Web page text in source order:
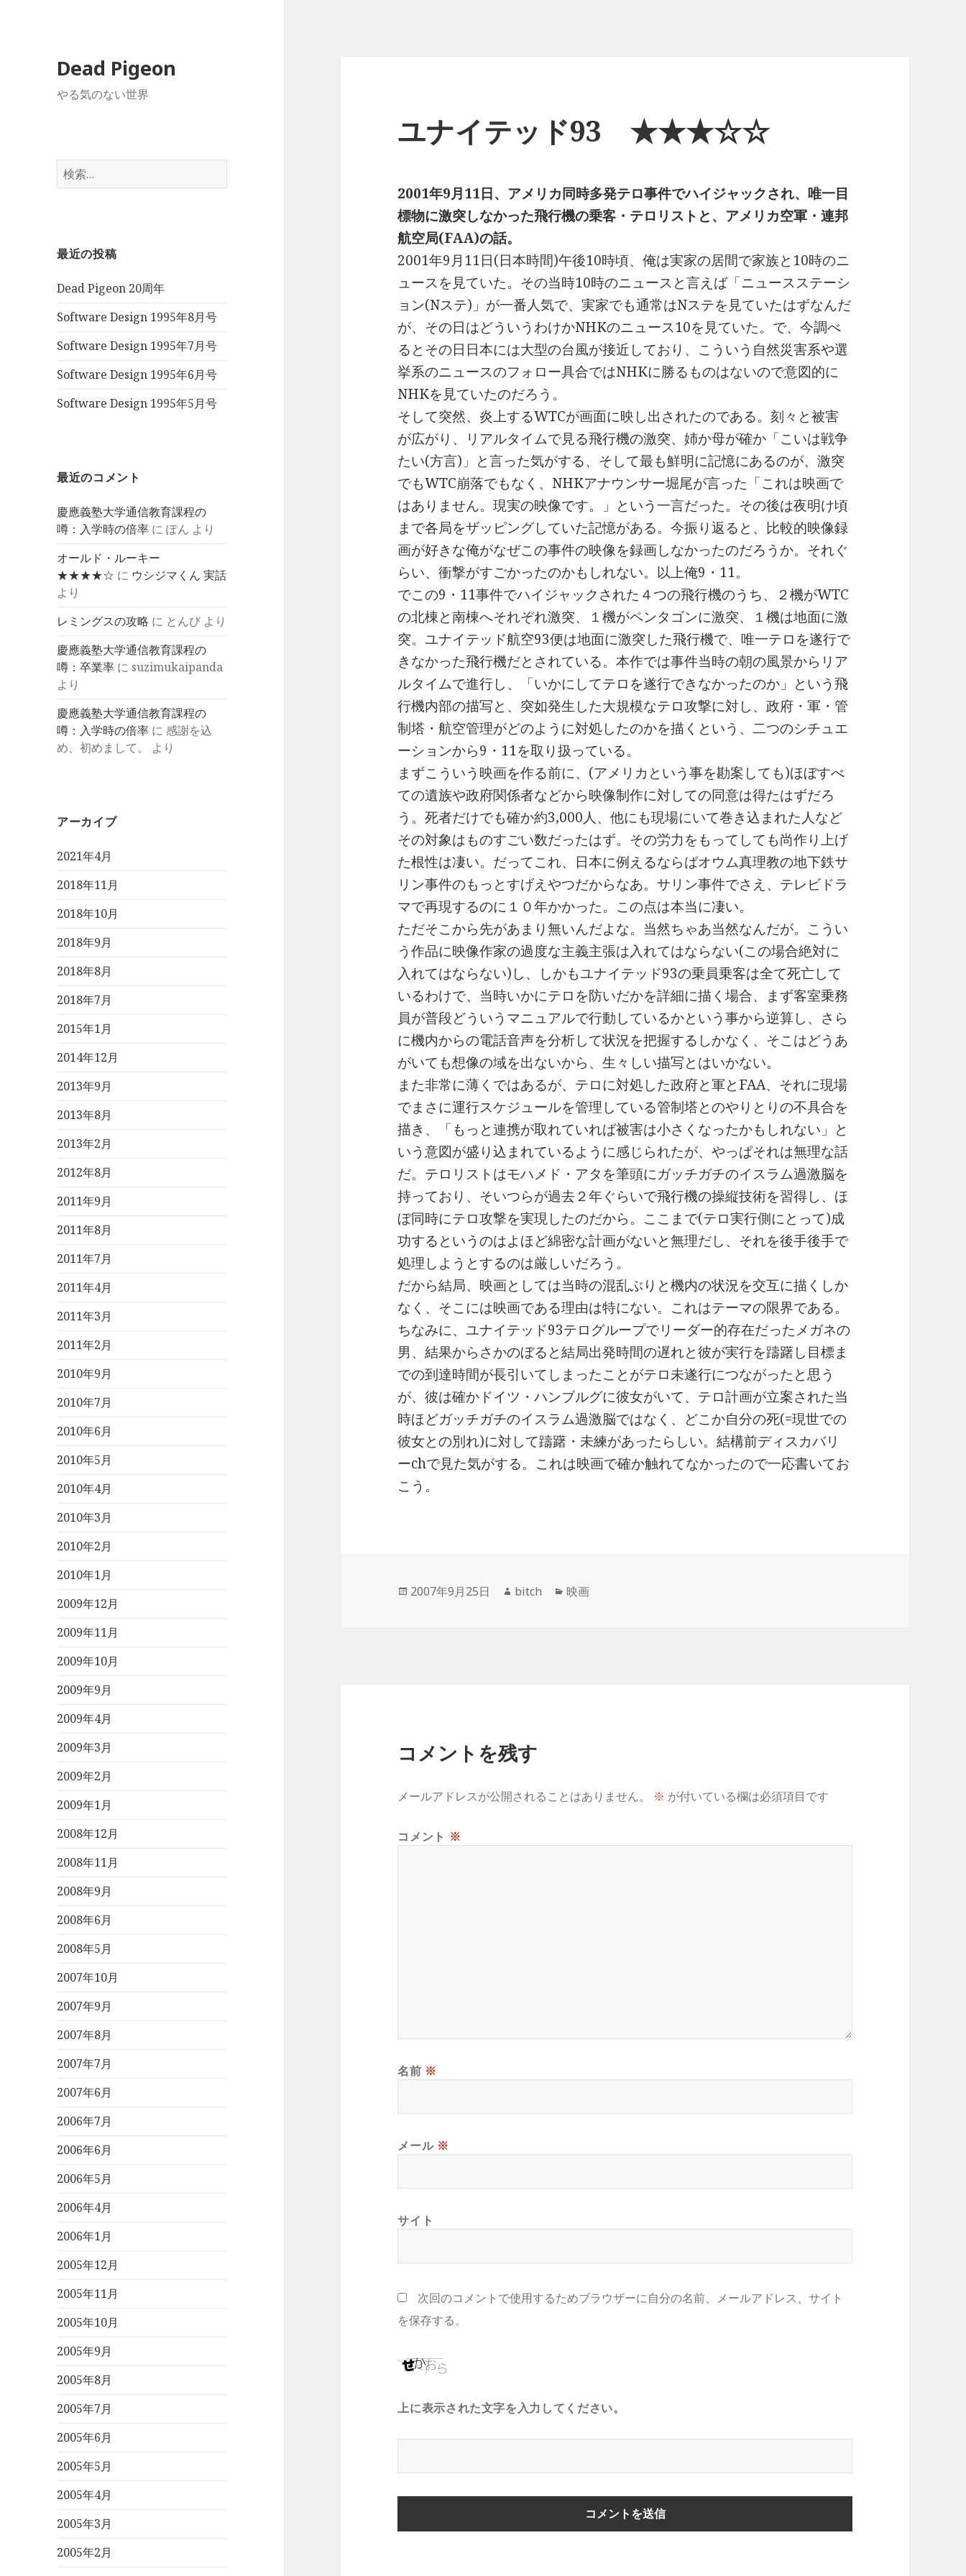
Dead Pigeon
やる気のない世界
検
索:
最近の投稿
Dead Pigeon 20周年
Software Design 1995年8月号
Software Design 1995年7月号
Software Design 1995年6月号
Software Design 1995年5月号
最近のコメント
慶應義塾大学通信教育課程の
噂：入学時の倍率 にぽん より
オールド・ルーキー
★★★★☆ に ウシジマくん 実話
より
レミングスの攻略 に とんび より
慶應義塾大学通信教育課程の
噂：卒業率 に suzimukaipanda
より
慶應義塾大学通信教育課程の
噂：入学時の倍率 に 感謝を込
め、初めまして。
より
アーカイブ
2021年4月
2018年11月
2018年10月
2018年9月
2018年8月
2018年7月
2015年1月
2014年12月
2013年9月
2013年8月
2013年2月
2012年8月
2011年9月
2011年8月
2011年7月
2011年4月
2011年3月
2011年2月
2010年9月
2010年7月
2010年6月
2010年5月
2010年4月
2010年3月
2010年2月
2010年1月
2009年12月
2009年11月
2009年10月
2009年9月
2009年4月
2009年3月
2009年2月
2009年1月
2008年12月
2008年11月
2008年9月
2008年6月
2008年5月
2007年10月
2007年9月
2007年8月
2007年7月
2007年6月
2006年7月
2006年6月
2006年5月
2006年4月
2006年1月
2005年12月
2005年11月
2005年10月
2005年9月
2005年8月
2005年7月
2005年6月
2005年5月
2005年4月
2005年3月
2005年2月
ユナイテッド93 ★★★☆☆
2001年9月11日、アメリカ同時多発テロ事件でハイジャックされ、唯一目
標物に激突しなかった飛行機の乗客・テロリストと、アメリカ空軍・連邦
航空局(FAA)の話。
2001年9月11日(日本時間)午後10時頃、俺は実家の居間で家族と10時のニ
ュースを見ていた。その当時10時のニュースと言えば「ニュースステーシ
ョン(Nステ)」が一番人気で、実家でも通常はNステを見ていたはずなんだ
が、その日はどういうわけかNHKのニュース10を見ていた。で、今調べ
るとその日日本には大型の台風が接近しており、こういう自然災害系や選
挙系のニュースのフォロー具合ではNHKに勝るものはないので意図的に
NHKを見ていたのだろう。
そして突然、炎上するWTCが画面に映し出されたのである。刻々と被害
が広がり、リアルタイムで見る飛行機の激突、姉か母が確か「こいは戦争
たい(方言)」と言った気がする、そして最も鮮明に記憶にあるのが、激突
でもWTC崩落でもなく、NHKアナウンサー堀尾が言った「これは映画で
はありません。現実の映像です。」という一言だった。その後は夜明け頃
まで各局をザッピングしていた記憶がある。今振り返ると、比較的映像録
画が好きな俺がなぜこの事件の映像を録画しなかったのだろうか。それぐ
らい、衝撃がすごかったのかもしれない。以上俺9・11。
でこの9・11事件でハイジャックされた４つの飛行機のうち、２機がWTC
の北棟と南棟へそれぞれ激突、１機がペンタゴンに激突、１機は地面に激
突。ユナイテッド航空93便は地面に激突した飛行機で、唯一テロを遂行で
きなかった飛行機だとされている。本作では事件当時の朝の風景からリア
ルタイムで進行し、「いかにしてテロを遂行できなかったのか」という飛
行機内部の描写と、突如発生した大規模なテロ攻撃に対し、政府・軍・管
制塔・航空管理がどのように対処したのかを描くという、二つのシチュエ
ーションから9・11を取り扱っている。
まずこういう映画を作る前に、(アメリカという事を勘案しても)ほぼすべ
ての遺族や政府関係者などから映像制作に対しての同意は得たはずだろ
う。死者だけでも確か約3,000人、他にも現場にいて巻き込まれた人など
その対象はものすごい数だったはず。その労力をもってしても尚作り上げ
た根性は凄い。だってこれ、日本に例えるならばオウム真理教の地下鉄サ
リン事件のもっとすげえやつだからなあ。サリン事件でさえ、テレビドラ
マで再現するのに１０年かかった。この点は本当に凄い。
ただそこから先があまり無いんだよな。当然ちゃあ当然なんだが。こうい
う作品に映像作家の過度な主義主張は入れてはならない(この場合絶対に
入れてはならない)し、しかもユナイテッド93の乗員乗客は全て死亡して
いるわけで、当時いかにテロを防いだかを詳細に描く場合、まず客室乗務
員が普段どういうマニュアルで行動しているかという事から逆算し、さら
に機内からの電話音声を分析して状況を把握するしかなく、そこはどうあ
がいても想像の域を出ないから、生々しい描写とはいかない。
また非常に薄くではあるが、テロに対処した政府と軍とFAA、それに現場
でまさに運行スケジュールを管理している管制塔とのやりとりの不具合を
描き、「もっと連携が取れていれば被害は小さくなったかもしれない」と
いう意図が盛り込まれているように感じられたが、やっぱそれは無理な話
だ。テロリストはモハメド・アタを筆頭にガッチガチのイスラム過激脳を
持っており、そいつらが過去２年ぐらいで飛行機の操縦技術を習得し、ほ
ぼ同時にテロ攻撃を実現したのだから。ここまで(テロ実行側にとって)成
功するというのはよほど綿密な計画がないと無理だし、それを後手後手で
処理しようとするのは厳しいだろう。
だから結局、映画としては当時の混乱ぶりと機内の状況を交互に描くしか
なく、そこには映画である理由は特にない。これはテーマの限界である。
ちなみに、ユナイテッド93テログループでリーダー的存在だったメガネの
男、結果からさかのぼると結局出発時間の遅れと彼が実行を躊躇し目標ま
での到達時間が長引いてしまったことがテロ未遂行につながったと思う
が、彼は確かドイツ・ハンブルグに彼女がいて、テロ計画が立案された当
時ほどガッチガチのイスラム過激脳ではなく、どこか自分の死(=現世での
彼女との別れ)に対して躊躇・未練があったらしい。結構前ディスカバリ
ーchで見た気がする。これは映画で確か触れてなかったので一応書いてお
こう。
投
2007年9月25日
作
bitch
カ
映画
コメントを残す
メールアドレスが公開されることはありません。 ※ が付いている欄は必須項目です
コメント ※
名前 ※
メール ※
サイト
次回のコメントで使用するためブラウザーに自分の名前、メールアドレス、サイト
を保存する。
上に表示された文字を入力してください。